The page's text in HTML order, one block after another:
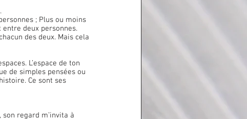
; Plus ou moins
deux personnes.
des deux. Mais cela
de simples pensées ou
Ce sont ses